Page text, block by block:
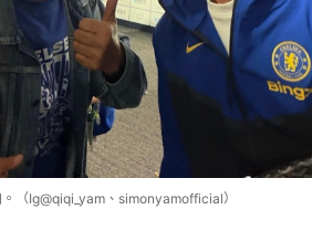
（Ig@qiqi_yam、simonyamofficial）